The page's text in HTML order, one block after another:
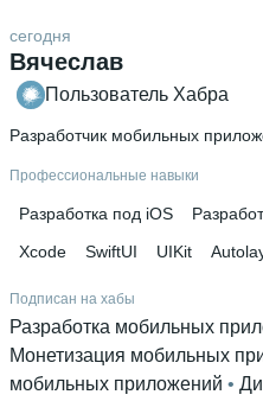
Вячеслав
сегодня
Пользователь Хабра
Разработчик мобильных
Профессиональные навыки
Разработка под iOS
Xcode
SwiftUI UIKit
Подписан на хабы
Разработка мобильных
Монетизация мобильных
мобильных приложений •